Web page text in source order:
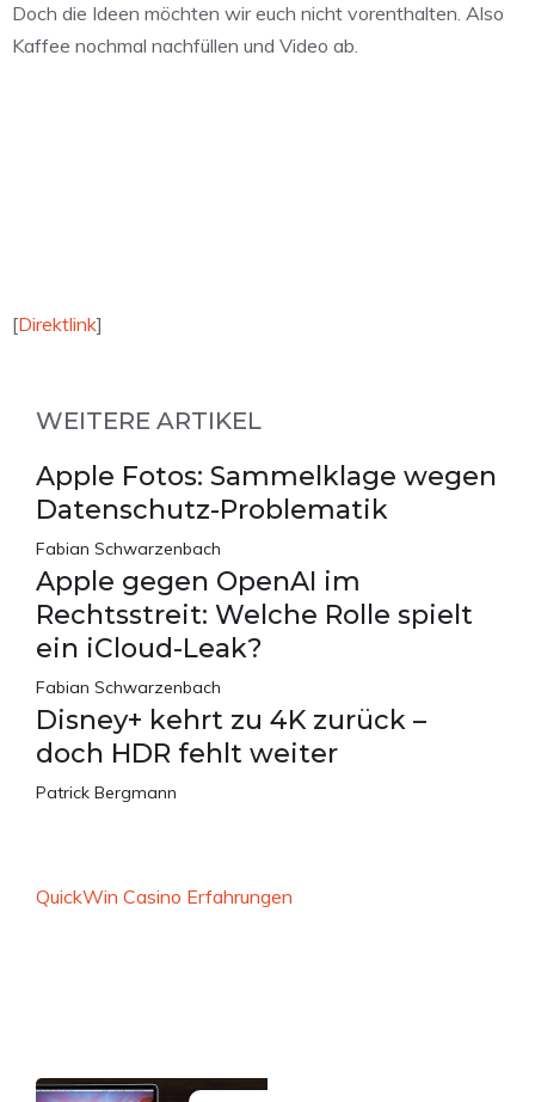
Doch die Ideen möchten wir euch nicht vorenthalten. Also
Kaffee nochmal nachfüllen und Video ab.
[Direktlink]
WEITERE ARTIKEL
Apple Fotos: Sammelklage wegen
Datenschutz-Problematik
Fabian Schwarzenbach
Apple gegen OpenAI im
Rechtsstreit: Welche Rolle spielt
ein iCloud-Leak?
Fabian Schwarzenbach
Disney+ kehrt zu 4K zurück –
doch HDR fehlt weiter
Patrick Bergmann
QuickWin Casino Erfahrungen